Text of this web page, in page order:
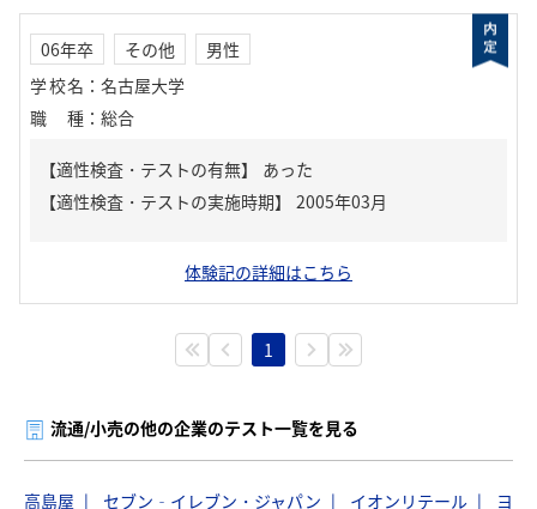
06年卒 その他
男性
学校名 ： 名古屋大学
職種 ： 総合
【適性検査・テストの有無】 あった
体験記の詳細はこちら
1
流通/小売の他の企業のテスト一覧を見る
高島屋 セブン‐イレブン・ジャパン イオンリテール
ヨ